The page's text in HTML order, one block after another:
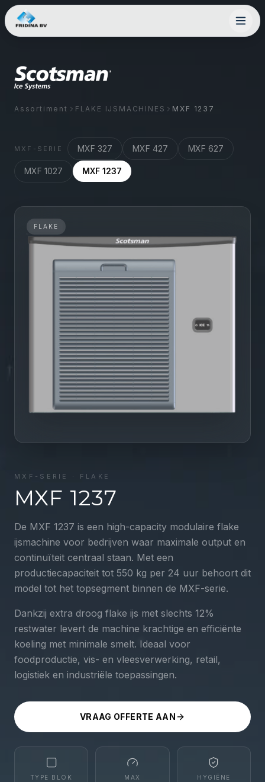
Assortiment FLAKE IJSMACHINES MXF 1237
MXF -SERIE MXF 327 MXF 427 MXF 627
MXF 1027 MXF 1237
FLAKE
MXF -SERIE · FLAKE
MXF 1237
De MXF 1237 is een high-capacity modulaire flake
ijsmachine voor bedrijven waar maximale output en
continuïteit centraal staan. Met een
productiecapaciteit tot 550 kg per 24 uur behoort dit
model tot het topsegment binnen de MXF-serie.
Dankzij extra droog flake ijs met slechts 12%
restwater levert de machine krachtige en efficiënte
koeling met minimale smelt. Ideaal voor
foodproductie, vis- en vleesverwerking, retail,
logistiek en industriële toepassingen.
VRAAG OFFERTE AAN
TYPE BLOK
MAX
HYGIËNE